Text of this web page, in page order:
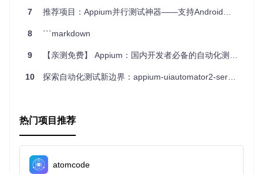
7 推荐项目：Appium并行测试神器——支持Android和iOS的真实设备自动化测试
8 ```markdown
9 【亲测免费】 Appium：国内开发者必备的自动化测试利器
10 探索自动化测试新边界：appium-uiautomator2-server
热门项目推荐
atomcode